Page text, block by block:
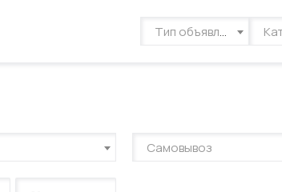
Тип объявления
Самовывоз